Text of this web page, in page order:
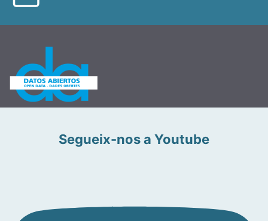
Segueix-nos a Youtube